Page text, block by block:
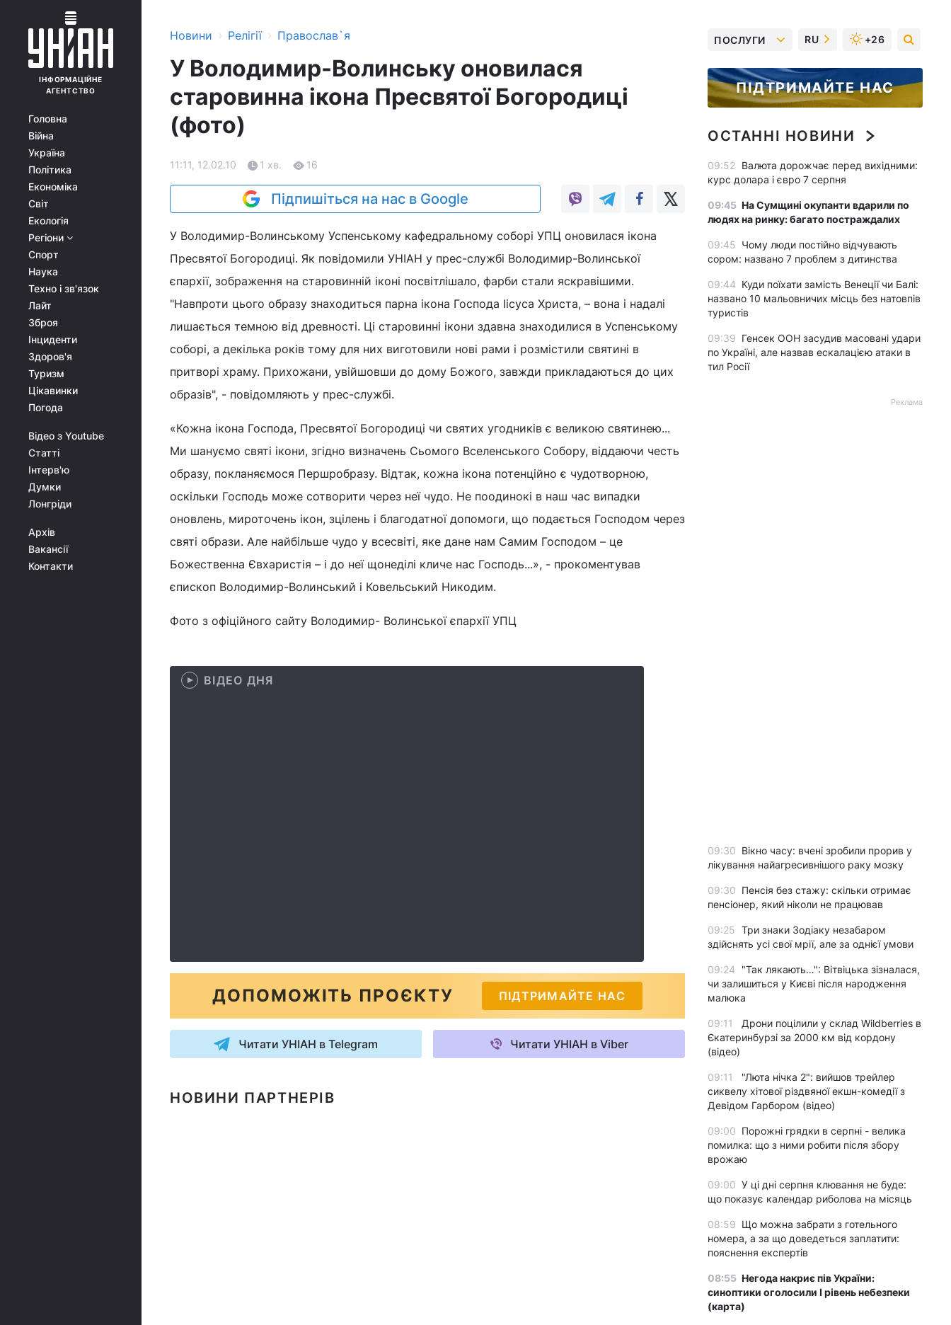
ІНФОРМАЦІЙНЕ
АГЕНТСТВО
Головна
Війна
Україна
Політика
Економіка
Світ
Екологія
Регіони
Спорт
Наука
Техно і зв'язок
Лайт
Зброя
Інциденти
Здоров'я
Туризм
Цікавинки
Погода
Відео з Youtube
Статті
Інтерв'ю
Думки
Лонгріди
Архів
Вакансії
Контакти
Новини › Релігії › Православ`я
У Володимир-Волинську оновилася
старовинна ікона Пресвятої Богородиці
(фото)
11:11, 12.02.10 1 хв. 16
Підпишіться на нас в Google
У Володимир-Волинському Успенському кафедральному соборі УПЦ оновилася ікона
Пресвятої Богородиці. Як повідомили УНІАН у прес-службі Володимир-Волинської
єпархії, зображення на старовинній іконі посвітлішало, фарби стали яскравішими.
"Навпроти цього образу знаходиться парна ікона Господа Іісуса Христа, – вона і надалі
лишається темною від древності. Ці старовинні ікони здавна знаходилися в Успенському
соборі, а декілька років тому для них виготовили нові рами і розмістили святині в
притворі храму. Прихожани, увійшовши до дому Божого, завжди прикладаються до цих
образів", - повідомляють у прес-службі.
«Кожна ікона Господа, Пресвятої Богородиці чи святих угодників є великою святинею...
Ми шануємо святі ікони, згідно визначень Сьомого Вселенського Собору, віддаючи честь
образу, покланяємося Першробразу. Відтак, кожна ікона потенційно є чудотворною,
оскільки Господь може сотворити через неї чудо. Не поодинокі в наш час випадки
оновлень, мироточень ікон, зцілень і благодатної допомоги, що подається Господом через
святі образи. Але найбільше чудо у всесвіті, яке дане нам Самим Господом – це
Божественна Євхаристія – і до неї щонеділі кличе нас Господь...», - прокоментував
єпископ Володимир-Волинський і Ковельський Никодим.
Фото з офіційного сайту Володимир- Волинської єпархії УПЦ
ВІДЕО ДНЯ
ДОПОМОЖІТЬ ПРОЄКТУ ПІДТРИМАЙТЕ НАС
Читати УНІАН в Telegram Читати УНІАН в Viber
НОВИНИ ПАРТНЕРІВ
ПОСЛУГИ RU +26
ПІДТРИМАЙТЕ НАС
ОСТАННІ НОВИНИ
09:52
Валюта дорожчає перед вихідними:
курс долара і євро 7 серпня
09:45 На Сумщині окупанти вдарили по
людях на ринку: багато постраждалих
09:45 Чому люди постійно відчувають
сором: названо 7 проблем з дитинства
09:44 Куди поїхати замість Венеції чи Балі:
названо 10 мальовничих місць без натовпів
туристів
09:39 Генсек ООН засудив масовані удари
по Україні, але назвав ескалацією атаки в
тил Росії
Реклама
09:30 Вікно часу: вчені зробили прорив у
лікування найагресивнішого раку мозку
09:30 Пенсія без стажу: скільки отримає
пенсіонер, який ніколи не працював
09:25 Три знаки Зодіаку незабаром
здійснять усі свої мрії, але за однієї умови
09:24
"Так лякають…": Вітвіцька зізналася,
чи залишиться у Києві після народження
малюка
09:11
Дрони поцілили у склад Wildberries в
Єкатеринбурзі за 2000 км від кордону
(відео)
09:11
"Люта нічка 2": вийшов трейлер
сиквелу хітової різдвяної екшн-комедії з
Девідом Гарбором (відео)
09:00 Порожні грядки в серпні - велика
помилка: що з ними робити після збору
врожаю
09:00 У ці дні серпня клювання не буде:
що показує календар риболова на місяць
08:59 Що можна забрати з готельного
номера, а за що доведеться заплатити:
пояснення експертів
08:55 Негода накриє пів України:
синоптики оголосили І рівень небезпеки
(карта)